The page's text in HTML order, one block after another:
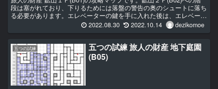
段は塞がれており、下りるためには落盤の警告の奥のシュートに落ち
る必要があります。エレベーターの鍵を手に入れた後は、エレベータ
ーで移動可能になります。2022.08.30 2022.10.14 dezikomoe
五つの試練
五つの試練 旅人の財産 地下庭園
(B05)